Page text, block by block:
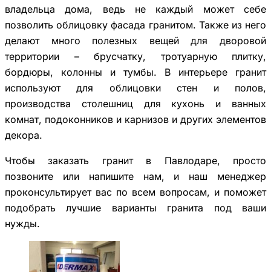
владельца дома, ведь не каждый может себе
позволить облицовку фасада гранитом. Также из него
делают много полезных вещей для дворовой
территории – брусчатку, тротуарную плитку,
бордюры, колонны и тумбы. В интерьере гранит
используют для облицовки стен и полов,
производства столешниц для кухонь и ванных
комнат, подоконников и карнизов и других элементов
декора.
Чтобы заказать гранит в Павлодаре, просто
позвоните или напишите нам, и наш менеджер
проконсультирует вас по всем вопросам, и поможет
подобрать лучшие варианты гранита под ваши
нужды.